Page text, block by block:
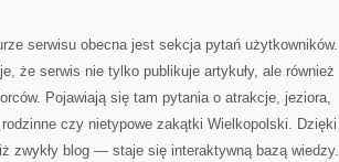
serwisu obecna jest sekcja pytań użytkowników.
że serwis nie tylko publikuje artykuły, ale również
Pojawiają się tam pytania o atrakcje, jeziora,
czy nietypowe zakątki Wielkopolski. Dzięki
zwykły blog — staje się interaktywną bazą wiedzy.